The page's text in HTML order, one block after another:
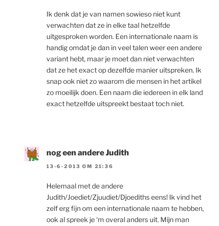
Ik denk dat je van namen sowieso niet kunt
verwachten dat ze in elke taal hetzelfde
uitgesproken worden. Een internationale naam is
handig omdat je dan in veel talen weer een andere
variant hebt, maar je moet dan niet verwachten
dat ze het exact op dezelfde manier uitspreken. Ik
snap ook niet zo waarom die mensen in het artikel
zo moeilijk doen. Een naam die iedereen in elk land
exact hetzelfde uitspreekt bestaat toch niet.
nog een andere Judith
13-6-2013 OM 21:36
Helemaal met de andere
Judith/Joediet/Zjuudiet/Djoediths eens! Ik vind het
zelf erg fijn om een internationale naam te hebben,
ook al spreek je ‘m overal anders uit. Mijn man